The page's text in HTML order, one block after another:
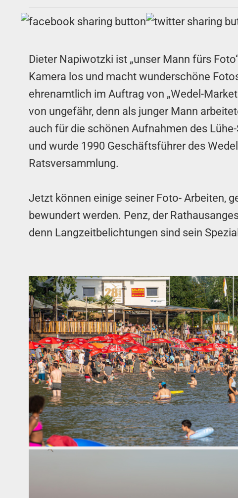
Dieter Napiwotzki ist „unser Mann fürs
Kamera los und macht wunderschöne
ehrenamtlich im Auftrag von „Wedel-
von ungefähr, denn als junger Mann
auch für die schönen Aufnahmen des
und wurde 1990 Geschäftsführer des
Ratsversammlung.
Jetzt können einige seiner Foto- Arbeiten,
bewundert werden. Penz, der
denn Langzeitbelichtungen sind sein